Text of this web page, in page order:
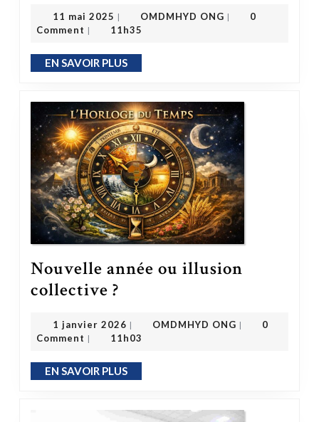
11 mai 2025 | OMDMHYD ONG |
0
Comment | 11h35
EN SAVOIR PLUSEN SAVOIR PLUS
Nouvelle année ou illusion
collective ?
1 janvier 2026 | OMDMHYD ONG |
0
Comment | 11h03
EN SAVOIR PLUSEN SAVOIR PLUS